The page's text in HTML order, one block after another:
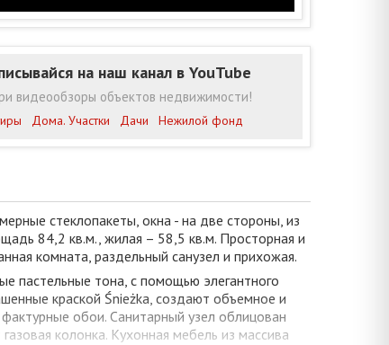
на наш канал в YouTube
видеообзоры объектов недвижимости!
Дома. Участки Дачи Нежилой фонд
стеклопакеты, окна - на две стороны, из
84,2 кв.м., жилая – 58,5 кв.м. Просторная и
комната, раздельный санузел и прихожая.
пастельные тона, с помощью элегантного
краской Śnieżka, создают объемное и
обои. Санитарный узел облицован
колонка. Кухонная мебель из массива